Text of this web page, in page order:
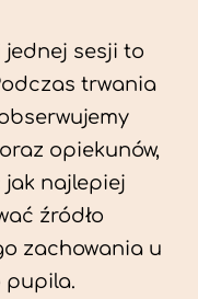
jednej sesji to
trwania
opiekunów,
jak najlepiej
źródło
zachowania u
pupila.